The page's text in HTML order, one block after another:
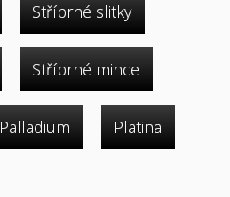
Stříbrné slitky
Stříbrné mince
Palladium Platina